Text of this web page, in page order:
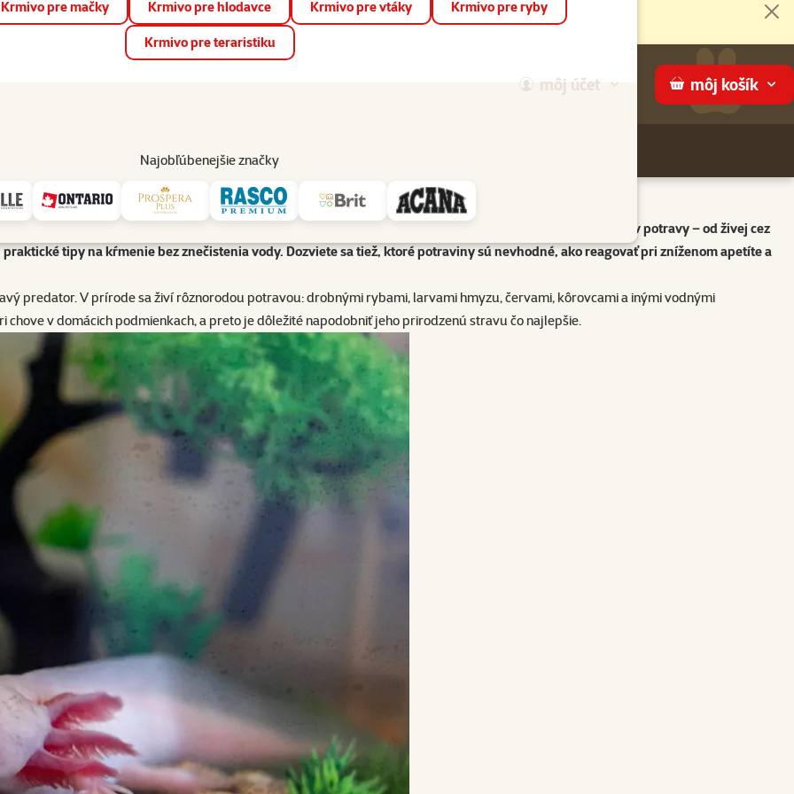
📱 Stiahnite si novú aplikáciu Super zoo.Viac informácií
môj účet môj košík
Krmivo pre mačky Krmivo pre hlodavce Krmivo pre vtáky Krmivo pre ryby
Krmivo pre teraristiku
Najobľúbenejšie značky
Predajne Služby
Kŕmenie axolotla mexického
správaním, ktoré je potrebné rešpektovať aj v domácom chove. Článok prináša prehľad vhodných typov potravy – od živej cez
tipy na kŕmenie bez znečistenia vody. Dozviete sa tiež, ktoré potraviny sú nevhodné, ako reagovať pri zníženom apetíte a
predator. V prírode sa živí rôznorodou potravou: drobnými rybami, larvami hmyzu, červami, kôrovcami a inými vodnými
v domácich podmienkach, a preto je dôležité napodobniť jeho prirodzenú stravu čo najlepšie.